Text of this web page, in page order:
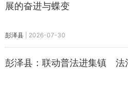
展的奋进与蝶变
彭泽县 2026-07-30
彭泽县：联动普法进集镇 法